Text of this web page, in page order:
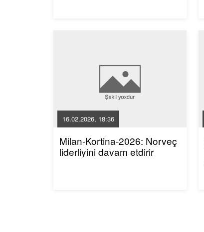
16.02.2026, 18:36
Milan-Kortina-2026: Norveç
liderliyini davam etdirir